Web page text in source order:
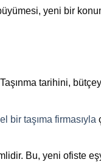
yeni bir
tarihini,
bir taşıma firmasıyla
Bu, yeni ofiste